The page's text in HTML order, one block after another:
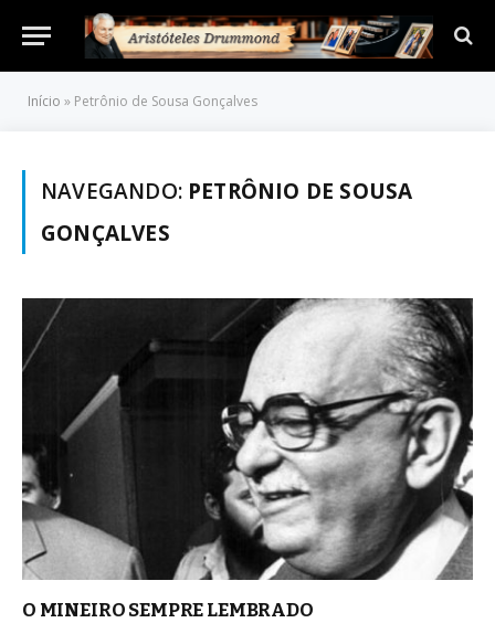
Início » Petrônio de Sousa Gonçalves
NAVEGANDO: PETRÔNIO DE SOUSA
GONÇALVES
O MINEIRO SEMPRE LEMBRADO